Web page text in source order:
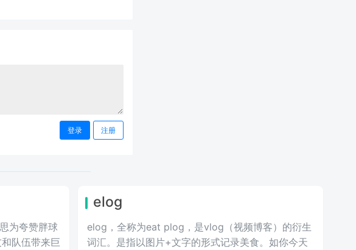
登录 注册
为夸赞胖球
队伍带来巨
elog
elog，全称为eat plog，是vlog（视频博客）的衍生
词汇。是指以图片+文字的形式记录美食。如你今天